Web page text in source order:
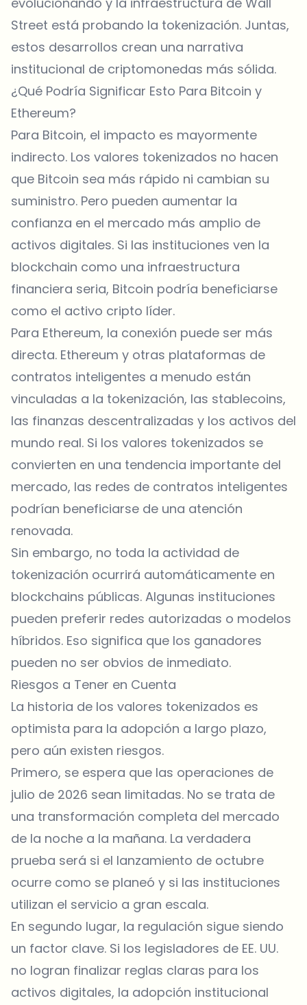
Street está probando la tokenización. Juntas,
estos desarrollos crean una narrativa
institucional de criptomonedas más sólida.
¿Qué Podría Significar Esto Para Bitcoin y
Ethereum?
Para Bitcoin, el impacto es mayormente
indirecto. Los valores tokenizados no hacen
que Bitcoin sea más rápido ni cambian su
suministro. Pero pueden aumentar la
confianza en el mercado más amplio de
activos digitales. Si las instituciones ven la
blockchain como una infraestructura
financiera seria, Bitcoin podría beneficiarse
como el activo cripto líder.
Para Ethereum, la conexión puede ser más
directa. Ethereum y otras plataformas de
contratos inteligentes a menudo están
vinculadas a la tokenización, las stablecoins,
las finanzas descentralizadas y los activos del
mundo real. Si los valores tokenizados se
convierten en una tendencia importante del
mercado, las redes de contratos inteligentes
podrían beneficiarse de una atención
renovada.
Sin embargo, no toda la actividad de
tokenización ocurrirá automáticamente en
blockchains públicas. Algunas instituciones
pueden preferir redes autorizadas o modelos
híbridos. Eso significa que los ganadores
pueden no ser obvios de inmediato.
Riesgos a Tener en Cuenta
La historia de los valores tokenizados es
optimista para la adopción a largo plazo,
pero aún existen riesgos.
Primero, se espera que las operaciones de
julio de 2026 sean limitadas. No se trata de
una transformación completa del mercado
de la noche a la mañana. La verdadera
prueba será si el lanzamiento de octubre
ocurre como se planeó y si las instituciones
utilizan el servicio a gran escala.
En segundo lugar, la regulación sigue siendo
un factor clave. Si los legisladores de EE. UU.
no logran finalizar reglas claras para los
activos digitales, la adopción institucional